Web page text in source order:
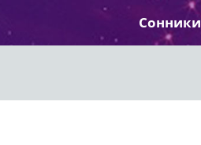
Сонники